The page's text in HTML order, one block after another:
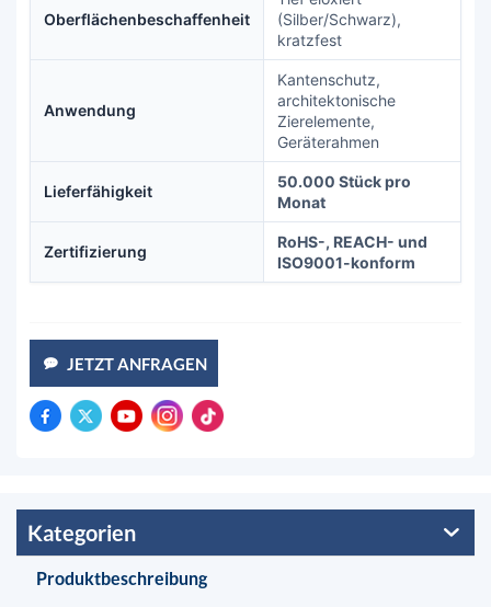
Oberflächenbeschaffenheit
(Silber/Schwarz),
kratzfest
Anwendung
Kantenschutz,
architektonische
Zierelemente,
Geräterahmen
Lieferfähigkeit
50.000 Stück pro
Monat
Zertifizierung
RoHS-, REACH- und
ISO9001-konform
JETZT ANFRAGEN
Kategorien
Produktbeschreibung